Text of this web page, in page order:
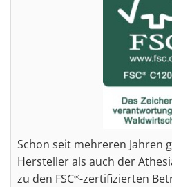
Schon seit mehreren Jahren
Hersteller als auch der
zu den FSC®-zertifizierten